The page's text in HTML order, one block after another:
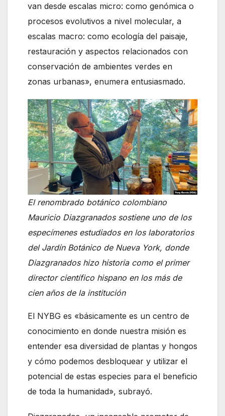
van desde escalas micro: como genómica o
procesos evolutivos a nivel molecular, a
escalas macro: como ecología del paisaje,
restauración y aspectos relacionados con
conservación de ambientes verdes en
zonas urbanas», enumera entusiasmado.
El renombrado botánico colombiano
Mauricio Diazgranados sostiene uno de los
especímenes estudiados en los laboratorios
del Jardín Botánico de Nueva York, donde
Diazgranados hizo historia como el primer
director científico hispano en los más de
cien años de la institución
El NYBG es «básicamente es un centro de
conocimiento en donde nuestra misión es
entender esa diversidad de plantas y hongos
y cómo podemos desbloquear y utilizar el
potencial de estas especies para el beneficio
de toda la humanidad», subrayó.